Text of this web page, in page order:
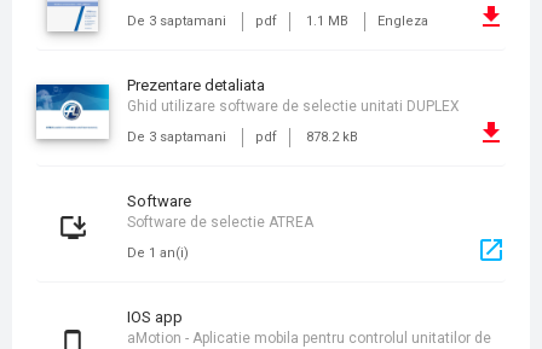
De 3 saptamani pdf 1.1 MB Engleza
prezentare detaliata
De 3 saptamani pdf 878.2 kB
Ghid utilizare software de selectie unitati DUPLEX
Software
De 1 an(i)
Software de selectie ATREA
iOS app
aMotion - Aplicatie mobila pentru controlul unitatilor de